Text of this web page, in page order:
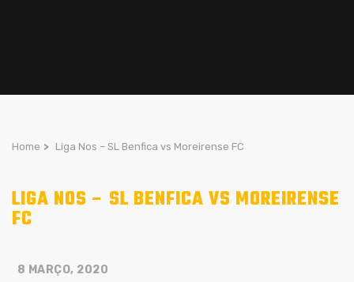
Home > Liga Nos – SL Benfica vs Moreirense FC
LIGA NOS – SL BENFICA VS MOREIRENSE
FC
8 MARÇO, 2020